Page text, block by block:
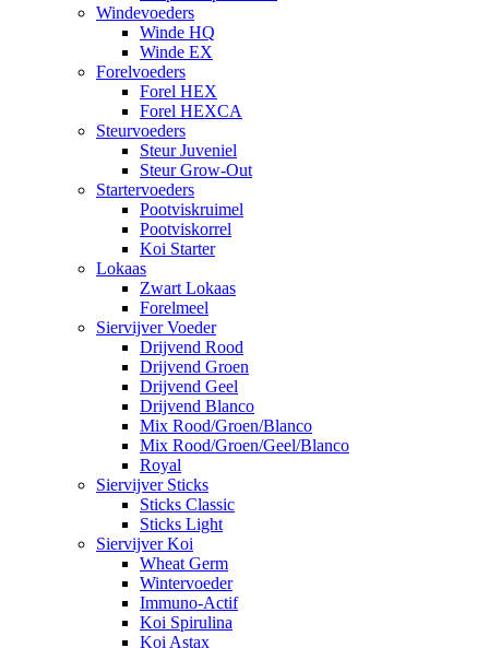
Windevoeders
Winde HQ
Winde EX
Forelvoeders
Forel HEX
Forel HEXCA
Steurvoeders
Steur Juveniel
Steur Grow-Out
Startervoeders
Pootviskruimel
Pootviskorrel
Koi Starter
Lokaas
Zwart Lokaas
Forelmeel
Siervijver Voeder
Drijvend Rood
Drijvend Groen
Drijvend Geel
Drijvend Blanco
Mix Rood/Groen/Blanco
Mix Rood/Groen/Geel/Blanco
Royal
Siervijver Sticks
Sticks Classic
Sticks Light
Siervijver Koi
Wheat Germ
Wintervoeder
Immuno-Actif
Koi Spirulina
Koi Astax